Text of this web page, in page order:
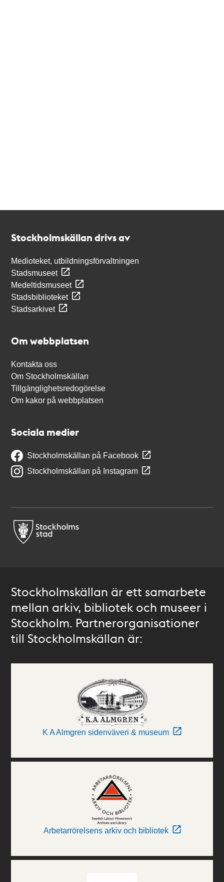
Stockholmskällan drivs av
Medioteket, utbildningsförvaltningen
Stadsmuseet
Medeltidsmuseet
Stadsbiblioteket
Stadsarkivet
Om webbplatsen
Kontakta oss
Om Stockholmskällan
Tillgänglighetsredogörelse
Om kakor på webbplatsen
Sociala medier
Stockholmskällan på Facebook
Stockholmskällan på Instagram
Stockholmskällan är ett samarbete
mellan arkiv, bibliotek och museer i
Stockholm. Partnerorganisationer
till Stockholmskällan är:
K A Almgren sidenväveri & museum
Arbetarrörelsens arkiv och bibliotek